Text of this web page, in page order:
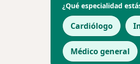
¿Qué especialidad
Cardiólogo
Médico general